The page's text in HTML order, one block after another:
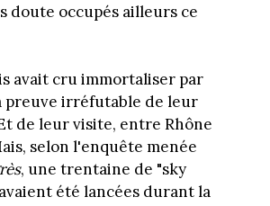
doute occupés ailleurs ce
avait cru immortaliser par
preuve irréfutable de leur
de leur visite, entre Rhône
selon l'enquête menée
, une trentaine de "sky
été lancées durant la